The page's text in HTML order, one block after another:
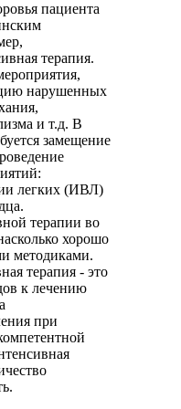
пациента
терапия.
нарушенных
и т.д. В
замещение
легких (ИВЛ)
терапии во
хорошо
методиками.
терапия - это
к лечению
при